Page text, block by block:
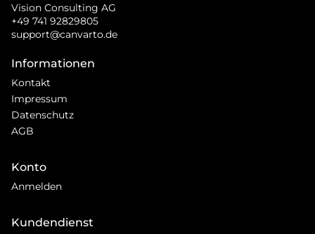
Vision Consulting AG
+49 741 92829805
support@canvarto.de
Informationen
Kontakt
Impressum
Datenschutz
AGB
Konto
Anmelden
Kundendienst